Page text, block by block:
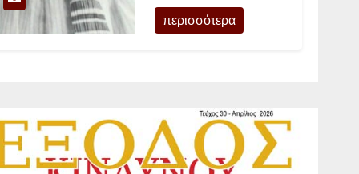
περισσότερα